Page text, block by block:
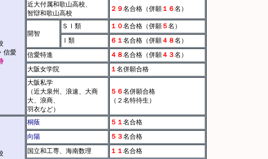
信愛
近大付属和歌山高校、
智辯和歌山高校
２９名合格（併願１６名）
開智
ＳⅠ類 １０名合格（併願５名）
Ⅰ類
６１名合格（併願４８名）
信愛特進
４８名合格（併願４３名）
大阪女学院
１名併願合格
大阪私学
（近大泉州、浪速、大商
大、浪商、
羽衣など）
５６名併願合格
（２名特待生）
桐蔭 ５１名合格
向陽
５３名合格
国立和工専、海南数理
１１名合格